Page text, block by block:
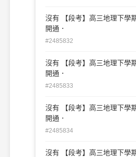
沒有 【段考】高三地理下學
開通．
#2485832
沒有 【段考】高三地理下學
開通．
#2485833
沒有 【段考】高三地理下學
開通．
#2485834
沒有 【段考】高三地理下學